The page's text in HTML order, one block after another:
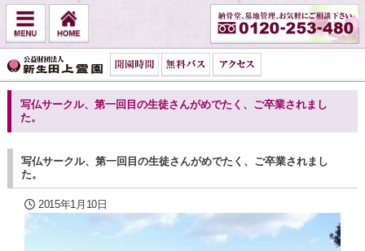
写仏サークル、第一回目の生徒さんがめでたく、ご卒業されまし
た。
写仏サークル、第一回目の生徒さんがめでたく、ご卒業されまし
た。
2015年1月10日